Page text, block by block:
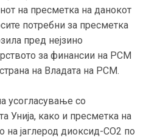
на пресметка на данокот
потребни за пресметка
пред нејзино
за финансии на РСМ
на Владата на РСМ.
усогласување со
Унија, како и пресметка на
на јаглерод диоксид-CO2 по